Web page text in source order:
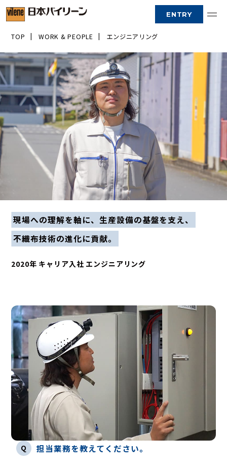
ENTRY
1分でわかる日本バイリーン
こんなところに日本バイリーン
仕事と人を知る
キャリア
社内環境
採用情報
TOP WORK & PEOPLE エンジニアリング
現場への理解を軸に、生産設備の基盤を支え、
不織布技術の進化に貢献。
2020年 キャリア入社 エンジニアリング
Q 担当業務を教えてください。